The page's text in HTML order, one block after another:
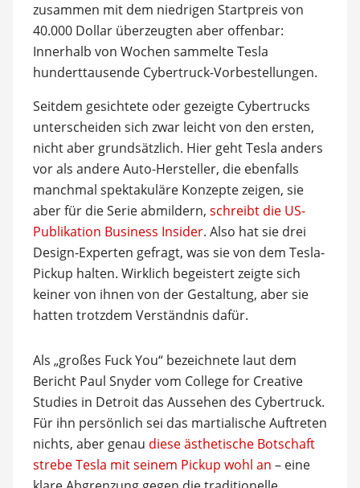
zusammen mit dem niedrigen Startpreis von
40.000 Dollar überzeugten aber offenbar:
Innerhalb von Wochen sammelte Tesla
hunderttausende Cybertruck-Vorbestellungen.
Seitdem gesichtete oder gezeigte Cybertrucks
unterscheiden sich zwar leicht von den ersten,
nicht aber grundsätzlich. Hier geht Tesla anders
vor als andere Auto-Hersteller, die ebenfalls
manchmal spektakuläre Konzepte zeigen, sie
aber für die Serie abmildern, schreibt die US-
Publikation Business Insider. Also hat sie drei
Design-Experten gefragt, was sie von dem Tesla-
Pickup halten. Wirklich begeistert zeigte sich
keiner von ihnen von der Gestaltung, aber sie
hatten trotzdem Verständnis dafür.
Als „großes Fuck You“ bezeichnete laut dem
Bericht Paul Snyder vom College for Creative
Studies in Detroit das Aussehen des Cybertruck.
Für ihn persönlich sei das martialische Auftreten
nichts, aber genau diese ästhetische Botschaft
strebe Tesla mit seinem Pickup wohl an – eine